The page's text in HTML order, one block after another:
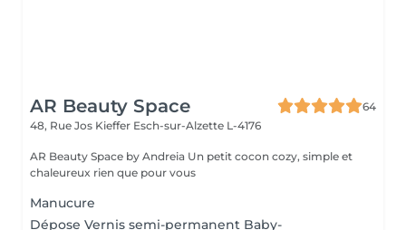
AR Beauty Space
64
48, Rue Jos Kieffer Esch-sur-Alzette L-4176
AR Beauty Space by Andreia Un petit cocon cozy, simple et
chaleureux rien que pour vous
Manucure
Dépose Vernis semi-permanent Baby-